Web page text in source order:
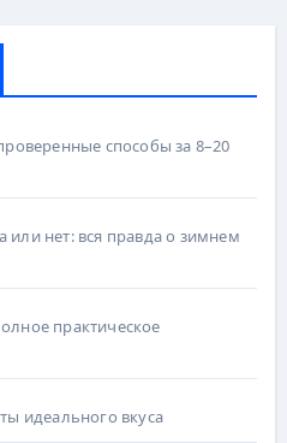
способы за 8–20
или нет: вся правда о зимнем
практическое
идеального вкуса